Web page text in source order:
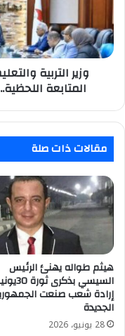
المجتمعي
الثانوية
العامة
تحت
المتابعة
اللحظية..
والإنضباط
اللجان
أحمر
وزير التربية
المتابعة
مقالات ذات صلة
هيثم طواله يهنئ الرئيس
السيسي بذكرى
إرادة شعب صنعت
الجديدة
28 يونيو، 2026